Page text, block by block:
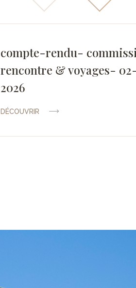
compte-rendu-
rencontre & voyages-
2026
DÉCOUVRIR